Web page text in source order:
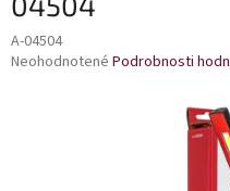
A-04504
Priemerné
Neohodnotené Podrobnosti